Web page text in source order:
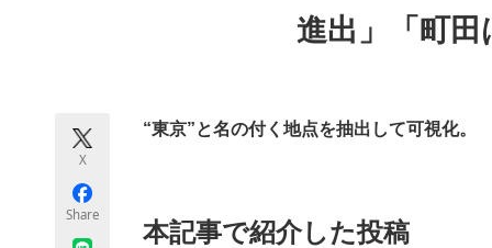
進出」「町
X
Share
“東京”と名の付く地点を抽出して可視化。
本記事で紹介した投稿